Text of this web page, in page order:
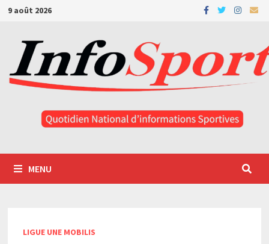
Passer
contenu
9 août 2026
MENU
LIGUE UNE MOBILIS